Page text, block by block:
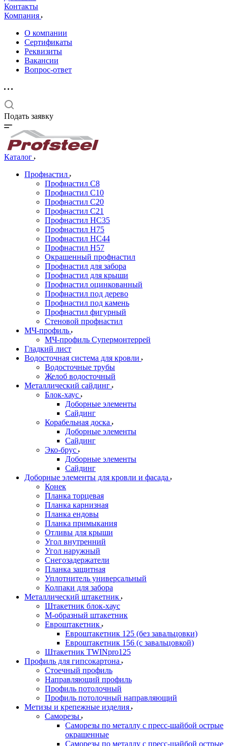
Контакты
Компания
О компании
Сертификаты
Реквизиты
Вакансии
Вопрос-ответ
Подать заявку
Каталог
Профнастил
Профнастил С8
Профнастил С10
Профнастил С20
Профнастил С21
Профнастил НС35
Профнастил Н75
Профнастил HC44
Профнастил Н57
Окрашенный профнастил
Профнастил для забора
Профнастил для крыши
Профнастил оцинкованный
Профнастил под дерево
Профнастил под камень
Профнастил фигурный
Стеновой профнастил
МЧ-профиль
МЧ-профиль Супермонтеррей
Гладкий лист
Водосточная система для кровли
Водосточные трубы
Желоб водосточный
Металлический сайдинг
Блок-хаус
Доборные элементы
Сайдинг
Корабельная доска
Доборные элементы
Сайдинг
Эко-брус
Доборные элементы
Сайдинг
Доборные элементы для кровли и фасада
Конек
Планка торцевая
Планка карнизная
Планка ендовы
Планка примыкания
Отливы для крыши
Угол внутренний
Угол наружный
Снегозадержатели
Планка защитная
Уплотнитель универсальный
Колпаки для забора
Металлический штакетник
Штакетник блок-хаус
М-образный штакетник
Евроштакетник
Евроштакетник 125 (без завальцовки)
Евроштакетник 156 (с завальцовкой)
Штакетник TWINpro125
Профиль для гипсокартона
Стоечный профиль
Направляющий профиль
Профиль потолочный
Профиль потолочный направляющий
Метизы и крепежные изделия
Саморезы
Саморезы по металлу с пресс-шайбой острые
окрашенные
Саморезы по металлу с пресс-шайбой острые